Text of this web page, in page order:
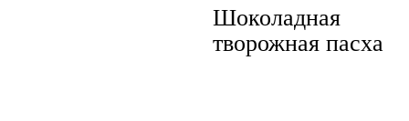
Шоколадная
творожная пасха